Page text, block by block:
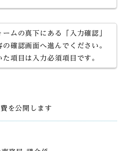
ムの真下にある「入力確認」
確認画面へ進んでください。
項目は入力必須項目です。
を公開します